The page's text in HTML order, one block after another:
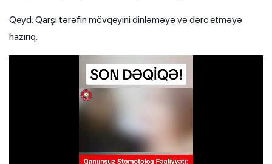
Qeyd: Qarşı tərəfin mövqeyini dinləməyə və dərc etməyə
hazırıq.